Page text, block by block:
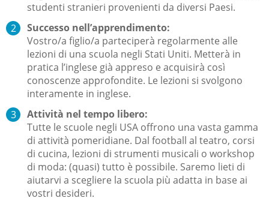
studenti stranieri provenienti da diversi Paesi.
Successo nell’apprendimento:
Vostro/a figlio/a parteciperà regolarmente alle
lezioni di una scuola negli Stati Uniti. Metterà in
pratica l’inglese già appreso e acquisirà così
conoscenze approfondite. Le lezioni si svolgono
interamente in inglese.
Attività nel tempo libero:
Tutte le scuole negli USA offrono una vasta gamma
di attività pomeridiane. Dal football al teatro, corsi
di cucina, lezioni di strumenti musicali o workshop
di moda: (quasi) tutto è possibile. Saremo lieti di
aiutarvi a scegliere la scuola più adatta in base ai
vostri desideri.